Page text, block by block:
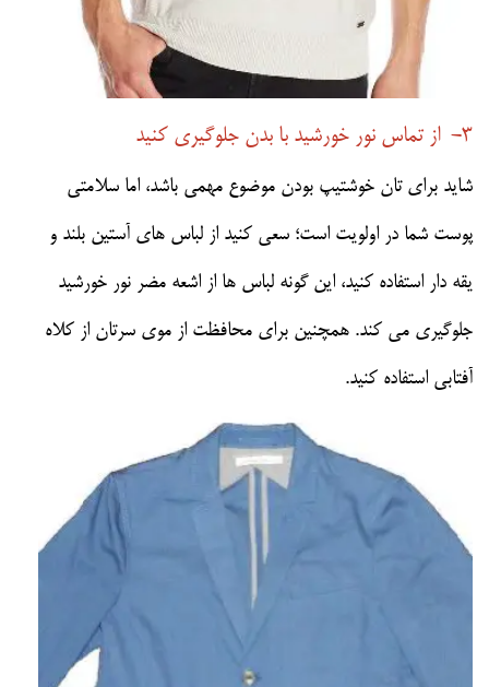
3- از تماس نور خورشید با بدن جلوگیری کنید
شاید برای تان خوشتیپ بودن موضوع مهمی باشد، اما سلامتی
پوست شما در اولویت است؛ سعی کنید از لباس های آستین بلند و
یقه دار استفاده کنید، این گونه لباس ها از اشعه مضر نور خورشید
جلوگیری می کند. همچنین برای محافظت از موی سرتان از کلاه
آفتابی استفاده کنید.